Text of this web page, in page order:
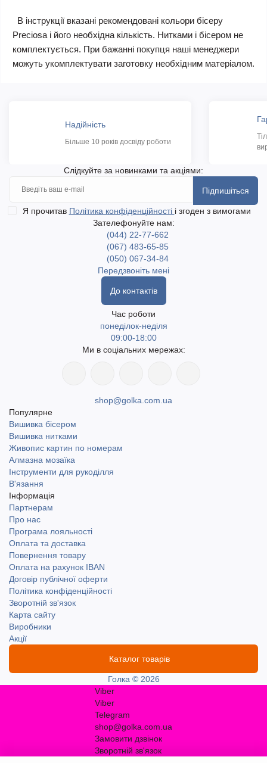
В інструкції вказані рекомендовані кольори бісеру
Preciosa і його необхідна кількість. Нитками і бісером не
комплектується. При бажанні покупця наші менеджери
можуть укомплектувати заготовку необхідним матеріалом.
Надійність
Більше 10 років досвіду роботи
Слідкуйте за новинками та акціями:
Підпишіться
Я прочитав Політика конфіденційності і згоден з вимогами
Зателефонуйте нам:
(044) 22-77-662
(067) 483-65-85
(050) 067-34-84
Передзвоніть мені
До контактів
Час роботи
понеділок-неділя
09:00-18:00
Ми в соціальних мережах:
shop@golka.com.ua
Популярне
Вишивка бісером
Вишивка нитками
Живопис картин по номерам
Алмазна мозаїка
Інструменти для рукоділля
В'язання
Інформація
Партнерам
Про нас
Програма лояльності
Оплата та доставка
Повернення товару
Оплата на рахунок IBAN
Договір публічної оферти
Політика конфіденційності
Зворотній зв'язок
Карта сайту
Виробники
Акції
Каталог товарів
Голка © 2026
Viber
Viber
Telegram
shop@golka.com.ua
Замовити дзвінок
Зворотній зв'язок